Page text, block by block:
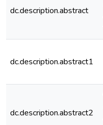
dc.description.abstract
dc.description.abstract1
dc.description.abstract2